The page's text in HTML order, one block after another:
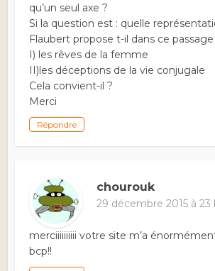
qu’un seul axe ?
Si la question est : quelle
Flaubert propose t-il dans ce passage
I) les rêves de la femme
II)les déceptions de la vie conjugale
Cela convient-il ?
Merci
Répondre
chourouk
29 décembre 2015 à 23
merciiiiiiiiii votre site m’a
bcp!!